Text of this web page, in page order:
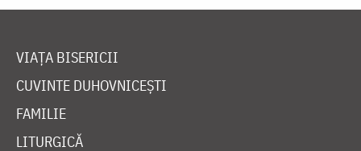
VIAȚA BISERICII
CUVINTE DUHOVNICEȘTI
FAMILIE
LITURGICĂ